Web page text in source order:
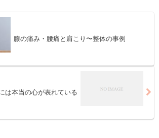
膝の痛み・腰痛と肩こり〜整体の事例
は本当の心が表れている